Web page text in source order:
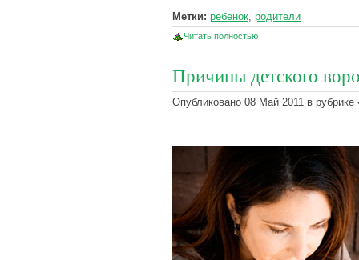
Метки: ребенок, родители
Читать полностью
Причины детского
Опубликовано 08 Май 2011 в рубрике